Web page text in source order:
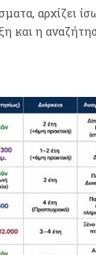
αρχίζει
και η